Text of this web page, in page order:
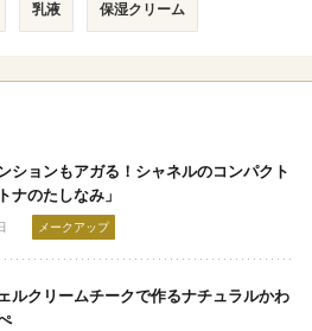
乳液 保湿クリーム
ションもアガる！シャネルのコンパクト
ナのたしなみ」
メークアップ
ルクリームチークで作るナチュラルかわ